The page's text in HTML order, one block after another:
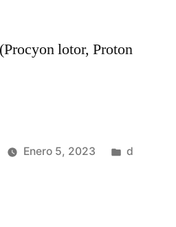
lotor, Proton
Enero 5, 2023 d